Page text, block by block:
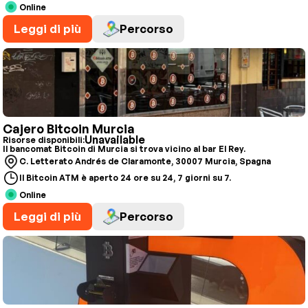
Online
Leggi di più Percorso
Cajero Bitcoin Murcia
Risorse disponibili:Unavailable
Il bancomat Bitcoin di Murcia si trova vicino al bar El Rey.
C. Letterato Andrés de Claramonte, 30007 Murcia, Spagna
Il Bitcoin ATM è aperto 24 ore su 24, 7 giorni su 7.
Online
Leggi di più Percorso